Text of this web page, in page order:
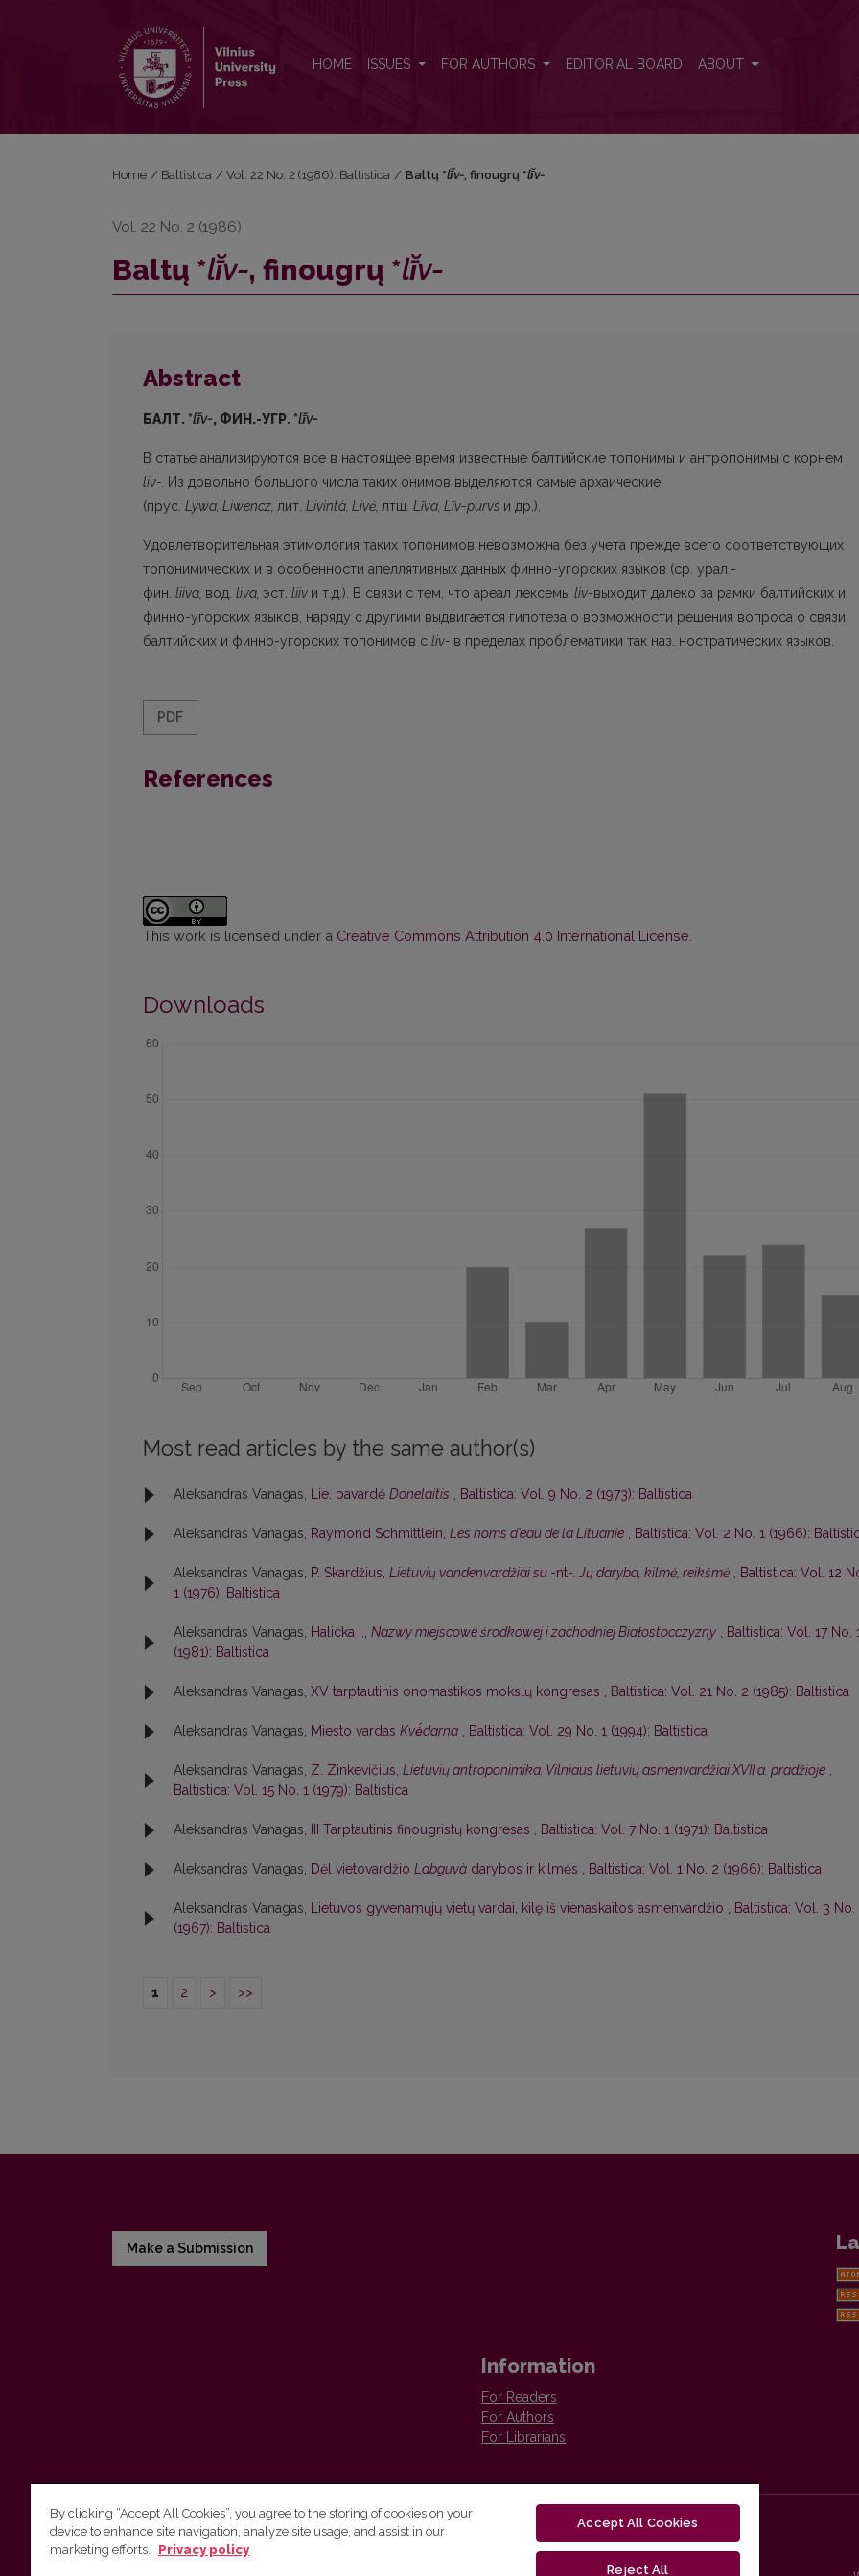
HOME ISSUES FOR AUTHORS EDITORIAL BOARD ABOUT
Home / Baltistica / Vol. 22 No. 2 (1986): Baltistica / Baltų *lī̆v-, finougrų *lī̆v-
Vol. 22 No. 2 (1986)
Baltų *lī̆v-, finougrų *lī̆v-
Abstract
БАЛТ. *lī̆v-, ФИН.-УГР. *lī̆v-
В статье анализируются все в настоящее время известные балтийские топонимы и ан­тропонимы с корнем
liv-. Из довольно большого числа таких онимов выделяются самые архаические
(прус. Lywa, Liwencz, лит. Livintà, Livė, лтш. Liva, Lĩv-purvs и др.).
Удовлетворительная этимология таких топонимов невозможна без учета прежде всего соответствующих
топонимических и в особенности апеллятивных данных финно-угорских языков (ср. урал.-
фин. liiva, вод. liva, эст. liiv и т.д.). В связи с тем, что ареал лексемы liv-выходит далеко за рамки балтийских и
финно-угорских языков, наряду с другими выдвига­ется гипотеза о возможности решения вопроса о связи
балтийских и финно-угорских топони­мов с liv- в пределах проблематики так наз. ностратических языков.
PDF
References
This work is licensed under a Creative Commons Attribution 4.0 International License
Downloads
Most read articles by the same author(s)
Aleksandras Vanagas, Lie. pavardė Donelaitis , Baltistica: Vol. 9 No. 2 (1973): Baltistica
Aleksandras Vanagas, Raymond Schmittlein, Les noms d’eau de la Lituanie , Baltistica: Vol. 2 No. 1 (1966):
Aleksandras Vanagas, P. Skardžius, Lietuvių vandenvardžiai su -nt-. Jų daryba, kilmė, reikšmė , Baltistica: Vol. 12
1 (1976): Baltistica
Aleksandras Vanagas, Halicka I., Nazwy miejscowe środkowej i zachodniej Białostocczyzny , Baltistica: Vol. 17 No.
(1981): Baltistica
Aleksandras Vanagas, XV tarptautinis onomastikos mokslų kongresas , Baltistica: Vol. 21 No. 2 (1985): Baltistica
Aleksandras Vanagas, Miesto vardas Kvė́darna , Baltistica: Vol. 29 No. 1 (1994): Baltistica
Aleksandras Vanagas, Z. Zinkevičius, Lietuvių antroponimika. Vilniaus lietuvių asmenvardžiai XVII a. pradžioje ,
Baltistica: Vol. 15 No. 1 (1979): Baltistica
Aleksandras Vanagas, III Tarptautinis finougristų kongresas , Baltistica: Vol. 7 No. 1 (1971): Baltistica
Aleksandras Vanagas, Dėl vietovardžio Labguvà darybos ir kilmės , Baltistica: Vol. 1 No. 2 (1966): Baltistica
Aleksandras Vanagas, Lietuvos gyvenamųjų vietų vardai, kilę iš vienaskaitos asmenvardžio , Baltistica: Vol. 3 No.
(1967): Baltistica
1 2 > >>
Make a Submission
Information
For Readers
For Authors
For Librarians
Vilnius University Press
By clicking “Accept All Cookies”, you agree to the storing of cookies on your
device to enhance site navigation, analyze site usage, and assist in our
marketing efforts.
Privacy policy
Accept All Cookies
Reject All